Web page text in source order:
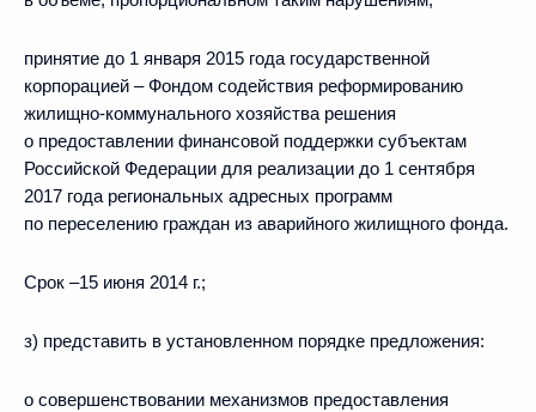
принятие до 1 января 2015 года государственной
корпорацией – Фондом содействия реформированию
жилищно-коммунального хозяйства решения
о предоставлении финансовой поддержки субъектам
Российской Федерации для реализации до 1 сентября
2017 года региональных адресных программ
по переселению граждан из аварийного жилищного фонда.
Срок –15 июня 2014 г.;
з) представить в установленном порядке предложения:
о совершенствовании механизмов предоставления